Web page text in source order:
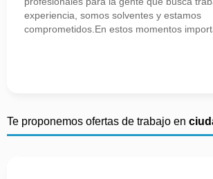
experiencia, somos solventes y estamos
comprometidos.En estos momentos
Te proponemos ofertas de trabajo en